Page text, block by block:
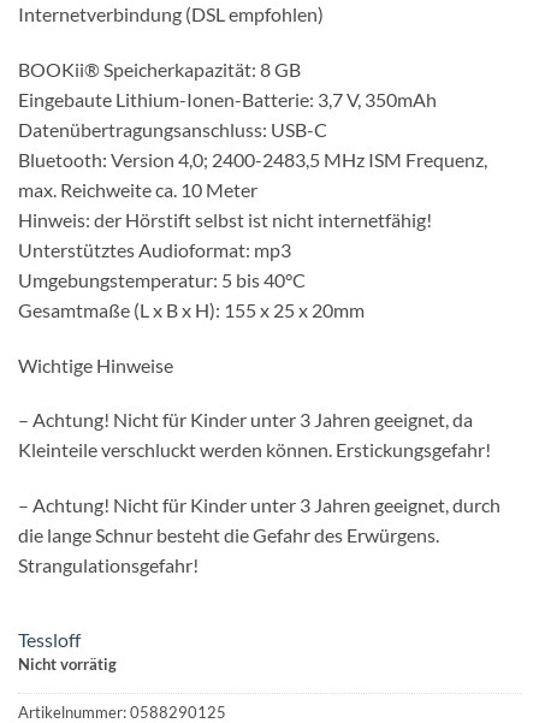
Internetverbindung (DSL empfohlen)
BOOKii® Speicherkapazität: 8 GB
Eingebaute Lithium-Ionen-Batterie: 3,7 V, 350mAh
Datenübertragungsanschluss: USB-C
Bluetooth: Version 4,0; 2400-2483,5 MHz ISM Frequenz,
max. Reichweite ca. 10 Meter
Hinweis: der Hörstift selbst ist nicht internetfähig!
Unterstütztes Audioformat: mp3
Umgebungstemperatur: 5 bis 40°C
Gesamtmaße (L x B x H): 155 x 25 x 20mm
Wichtige Hinweise
– Achtung! Nicht für Kinder unter 3 Jahren geeignet, da
Kleinteile verschluckt werden können. Erstickungsgefahr!
– Achtung! Nicht für Kinder unter 3 Jahren geeignet, durch
die lange Schnur besteht die Gefahr des Erwürgens.
Strangulationsgefahr!
Tessloff
Nicht vorrätig
Artikelnummer:0588290125